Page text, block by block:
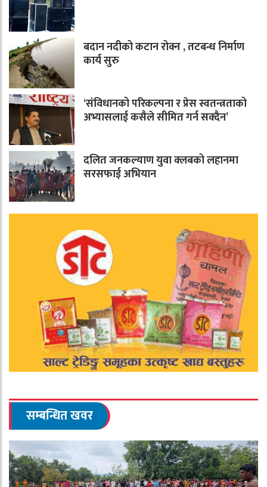
बदान नदीको कटान रोक्न , तटबन्ध निर्माण
कार्य सुरु
‘संविधानको परिकल्पना र प्रेस स्वतन्त्रताको
अभ्यासलाई कसैले सीमित गर्न सक्दैन’
दलित जनकल्याण युवा क्लबको लहानमा
सरसफाई अभियान
सम्बन्धित खवर